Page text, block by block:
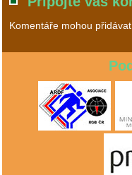
Komentáře mohou